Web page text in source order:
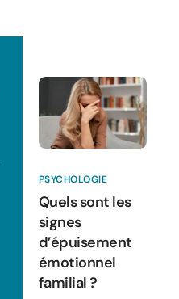
PSYCHOLOGIE
Quels sont les
signes
d’épuisement
émotionnel
familial ?